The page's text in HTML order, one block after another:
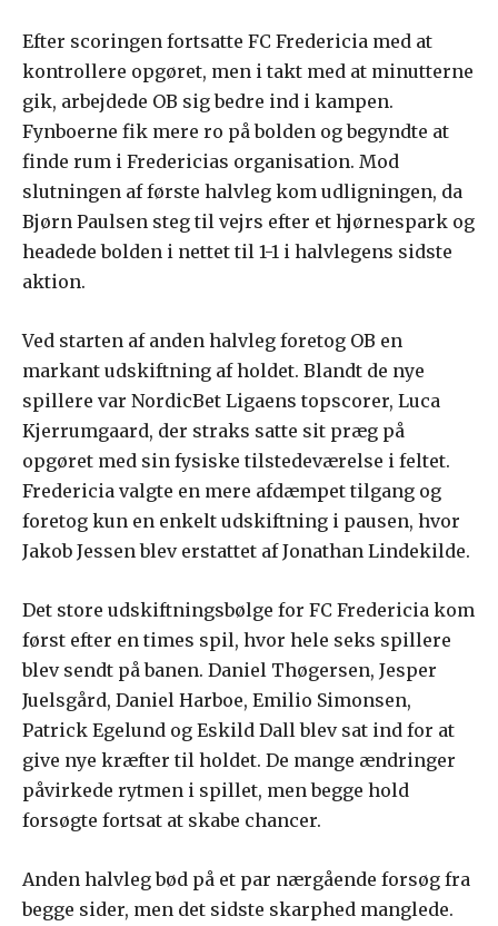
Efter scoringen fortsatte FC Fredericia med at
kontrollere opgøret, men i takt med at minutterne
gik, arbejdede OB sig bedre ind i kampen.
Fynboerne fik mere ro på bolden og begyndte at
finde rum i Fredericias organisation. Mod
slutningen af første halvleg kom udligningen, da
Bjørn Paulsen steg til vejrs efter et hjørnespark og
headede bolden i nettet til 1-1 i halvlegens sidste
aktion.
Ved starten af anden halvleg foretog OB en
markant udskiftning af holdet. Blandt de nye
spillere var NordicBet Ligaens topscorer, Luca
Kjerrumgaard, der straks satte sit præg på
opgøret med sin fysiske tilstedeværelse i feltet.
Fredericia valgte en mere afdæmpet tilgang og
foretog kun en enkelt udskiftning i pausen, hvor
Jakob Jessen blev erstattet af Jonathan Lindekilde.
Det store udskiftningsbølge for FC Fredericia kom
først efter en times spil, hvor hele seks spillere
blev sendt på banen. Daniel Thøgersen, Jesper
Juelsgård, Daniel Harboe, Emilio Simonsen,
Patrick Egelund og Eskild Dall blev sat ind for at
give nye kræfter til holdet. De mange ændringer
påvirkede rytmen i spillet, men begge hold
forsøgte fortsat at skabe chancer.
Anden halvleg bød på et par nærgående forsøg fra
begge sider, men det sidste skarphed manglede.